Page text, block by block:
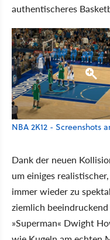
authentischeres
NBA 2K12 - Screenshots
Dank der neuen
um einiges
immer wieder zu
ziemlich
»Superman« Dwight